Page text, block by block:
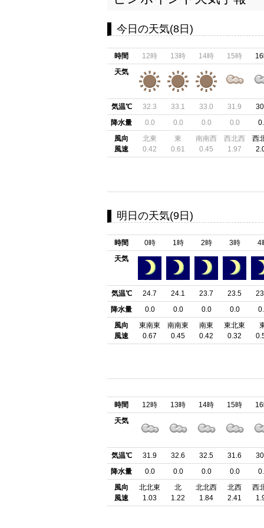
今日の天気(8日)
時間
天気
気温℃
降水量
風向
風速
12時
32.3
0.0
北東
0.42
13時
33.1
0.0
東
0.61
14時
33.0
0.0
南南西
0.45
15時
31.9
0.0
西北西
1.97
西
明日の天気(9日)
時間
天気
気温℃
降水量
風向
風速
0時
24.7
0.0
東南東
0.67
1時
24.1
0.0
南南東
0.45
2時
23.7
0.0
南東
0.42
3時
23.5
0.0
東北東
0.32
4
時間
天気
気温℃
降水量
風向
風速
12時
31.9
0.0
北北東
1.03
13時
32.6
0.0
北
1.22
14時
32.5
0.0
北北西
1.84
15時
31.6
0.0
北西
2.41
西